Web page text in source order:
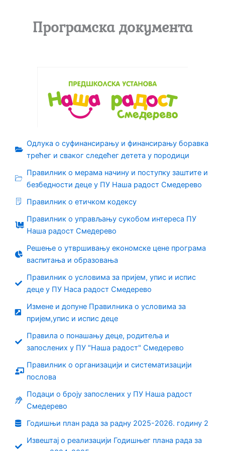
Програмска документа
Одлука о суфинансирању и финансирању боравка
трећег и сваког следећег детета у породици
Правилник о мерама начину и поступку заштите и
безбедности деце у ПУ Наша радост Смедерево
Правилник о етичком кодексу
Правилник о управљању сукобом интереса ПУ
Наша радост Смедерево
Решење о утвршивању економске цене програма
васпитања и образовања
Правилник о условима за пријем, упис и испис
деце у ПУ Наса радост Смедерево
Измене и допуне Правилника о условима за
пријем,упис и испис деце
Правила о понашању деце, родитеља и
запослених у ПУ "Наша радост" Смедерево
Правилник о организацији и систематизацији
послова
Подаци о броју запослених у ПУ Наша радост
Смедерево
Годишњи план рада за радну 2025-2026. годину 2
Извештај о реализацији Годишњег плана рада за